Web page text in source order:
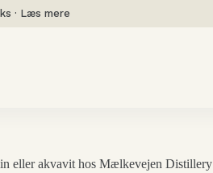
· Læs mere
eller akvavit hos Mælkevejen Distillery